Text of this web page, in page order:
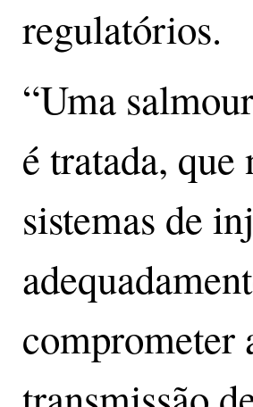
regulatórios.
“Uma
é tratada,
sistemas de
comprometer